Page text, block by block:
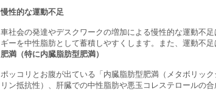
慢性的な運動不足
車社会の発達やデスクワークの増加による慢性的な運動不
ギーを中性脂肪として蓄積しやすくします。また、運動不
肥満（特に内臓脂肪型肥満）
ポッコリとお腹が出ている「内臓脂肪型肥満（メタボリッ
リン抵抗性）、肝臓での中性脂肪や悪玉コレステロールの合